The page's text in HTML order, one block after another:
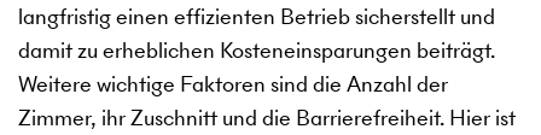
langfristig einen effizienten Betrieb sicherstellt und
damit zu erheblichen Kosteneinsparungen beiträgt.
Weitere wichtige Faktoren sind die Anzahl der
Zimmer, ihr Zuschnitt und die Barrierefreiheit. Hier ist